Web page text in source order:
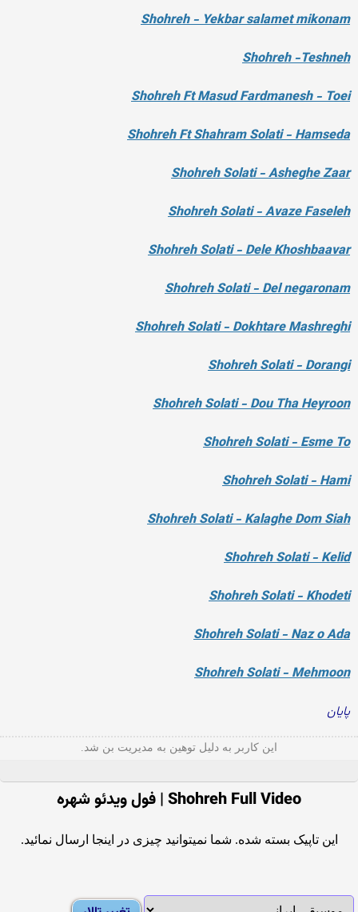
Shohreh - Yekbar salamet mikonam
Shohreh -Teshneh
Shohreh Ft Masud Fardmanesh - Toei
Shohreh Ft Shahram Solati - Hamseda
Shohreh Solati - Asheghe Zaar
Shohreh Solati - Avaze Faseleh
Shohreh Solati - Dele Khoshbaavar
Shohreh Solati - Del negaronam
Shohreh Solati - Dokhtare Mashreghi
Shohreh Solati - Dorangi
Shohreh Solati - Dou Tha Heyroon
Shohreh Solati - Esme To
Shohreh Solati - Hami
Shohreh Solati - Kalaghe Dom Siah
Shohreh Solati - Kelid
Shohreh Solati - Khodeti
Shohreh Solati - Naz o Ada
Shohreh Solati - Mehmoon
پایان
این کاربر به دلیل توهین به مدیریت بن شد.
Shohreh Full Video | فول ویدئو شهره
این تاپیک بسته شده. شما نمیتوانید چیزی در اینجا ارسال نمائید.